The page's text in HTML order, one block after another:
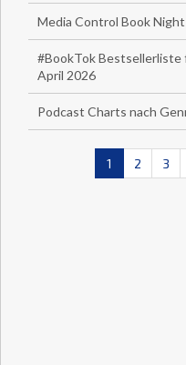
Media Control Book
#BookTok Bestsellerliste
April 2026
Podcast Charts nach
1 2 3